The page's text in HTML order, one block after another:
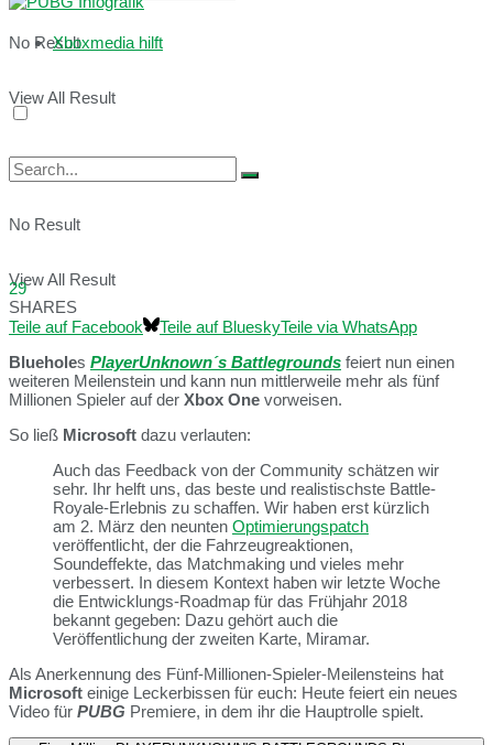
No Result
View All Result
Xboxmedia hilft
No Result
View All Result
29
SHARES
Teile auf Facebook
Teile auf BlueskyTeile via WhatsApp
Blueholes PlayerUnknown´s Battlegrounds feiert nun einen
weiteren Meilenstein und kann nun mittlerweile mehr als fünf
Millionen Spieler auf der Xbox One vorweisen.
So ließ Microsoft dazu verlauten:
Auch das Feedback von der Community schätzen wir
sehr. Ihr helft uns, das beste und realistischste Battle-
Royale-Erlebnis zu schaffen. Wir haben erst kürzlich
am 2. März den neunten Optimierungspatch
veröffentlicht, der die Fahrzeugreaktionen,
Soundeffekte, das Matchmaking und vieles mehr
verbessert. In diesem Kontext haben wir letzte Woche
die Entwicklungs-Roadmap für das Frühjahr 2018
bekannt gegeben: Dazu gehört auch die
Veröffentlichung der zweiten Karte, Miramar.
Als Anerkennung des Fünf-Millionen-Spieler-Meilensteins hat
Microsoft einige Leckerbissen für euch: Heute feiert ein neues
Video für PUBG Premiere, in dem ihr die Hauptrolle spielt.